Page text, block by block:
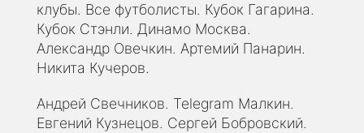
клубы. Все футболисты. Кубок Гагарина.
Кубок Стэнли. Динамо Москва.
Александр Овечкин. Артемий Панарин.
Никита Кучеров.
Андрей Свечников. Telegram Малкин.
Евгений Кузнецов. Сергей Бобровский.